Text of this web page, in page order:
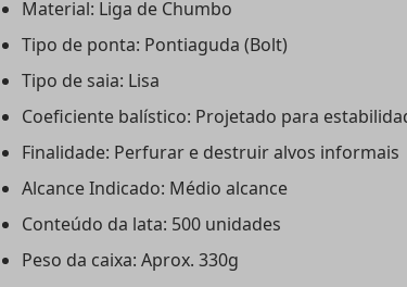
Material: Liga de Chumbo
Tipo de ponta: Pontiaguda (Bolt)
Tipo de saia: Lisa
Coeficiente balístico: Projetado para
Finalidade: Perfurar e destruir alvos informais
Alcance Indicado: Médio alcance
Conteúdo da lata: 500 unidades
Peso da caixa: Aprox. 330g